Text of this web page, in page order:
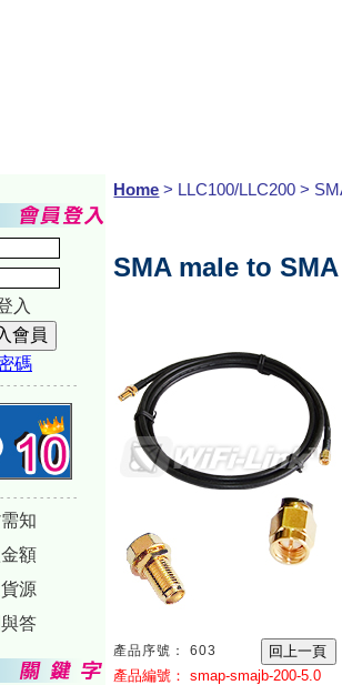
入
碼
知
額
源
答
Home > LLC100/LLC200 >
SMA male to
產品序號： 603
產品編號： smap-smajb-200-5.0